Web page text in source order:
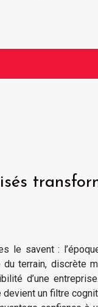
le savent :
terrain, discrète
d’une
un filtre